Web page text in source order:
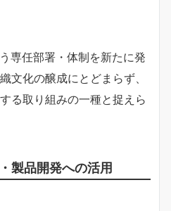
専任部署・体制を新たに発
文化の醸成にとどまらず、
る取り組みの一種と捉えら
製品開発への活用